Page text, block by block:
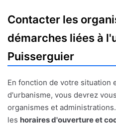
Contacter les
démarches liées à
Puisserguier
En fonction de votre situation
d'urbanisme, vous devrez
organismes et
les horaires d'ouverture et